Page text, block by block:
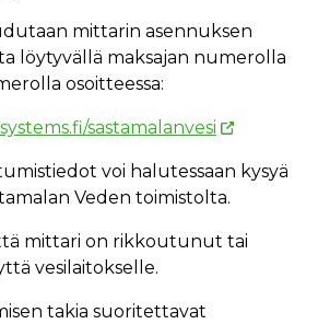
mittarin asennuksen
löytyvällä maksajan numerolla
osoitteessa:
sastamalanvesi
voi halutessaan kysyä
Veden toimistolta.
mittari on rikkoutunut tai
vesilaitokselle.
takia suoritettavat